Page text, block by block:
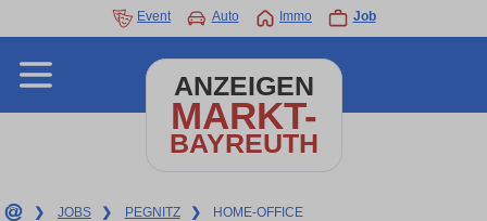
Event Auto Immo Job
ANZEIGEN
MARKT-
BAYREUTH
❯ JOBS ❯ PEGNITZ ❯ HOME-OFFICE